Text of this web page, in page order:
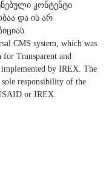
კონტენტი
და ის არ
CMS system, which was
Transparent and
by IREX. The
responsibility of the
or IREX.